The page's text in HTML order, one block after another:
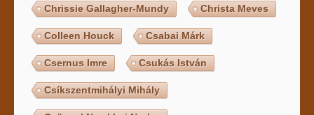
Chrissie Gallagher-Mundy Christa Meves
Colleen Houck Csabai Márk
Csernus Imre Csukás István
Csíkszentmihályi Mihály